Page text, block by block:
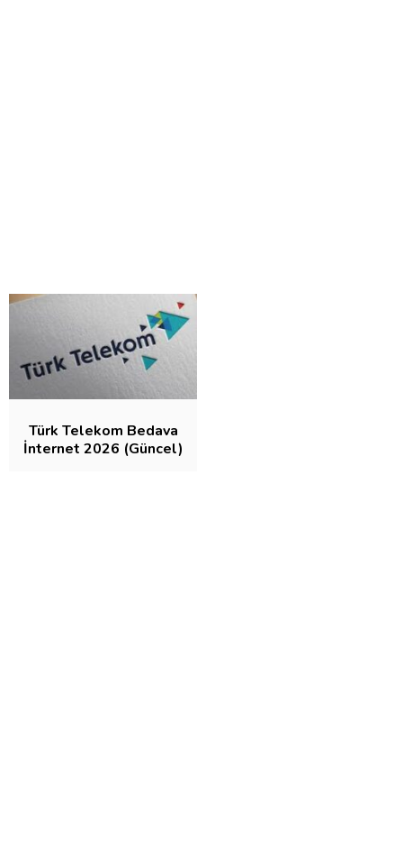
Türk Telekom Bedava
İnternet 2026 (Güncel)